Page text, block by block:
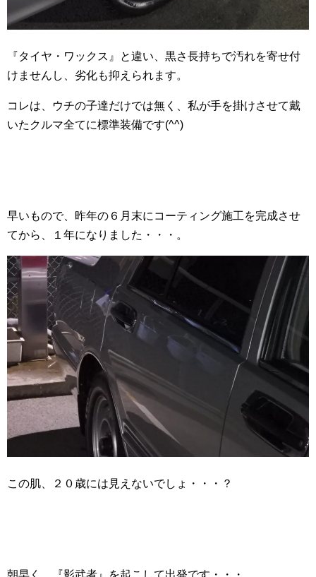
『タイヤ・ワックス』と違い、黒さ長持ちで汚れを寄せ付
けませんし、劣化も抑えられます。
コレは、ウチの子達だけでは無く、私が手を掛けさせて戴
いたクルマ全てに標準装備です(^^)
早いもので、昨年の６月末にコーティング施工を完成させ
てから、１年になりました・・・。
この肌、２０歳には見えないでしょ・・・？